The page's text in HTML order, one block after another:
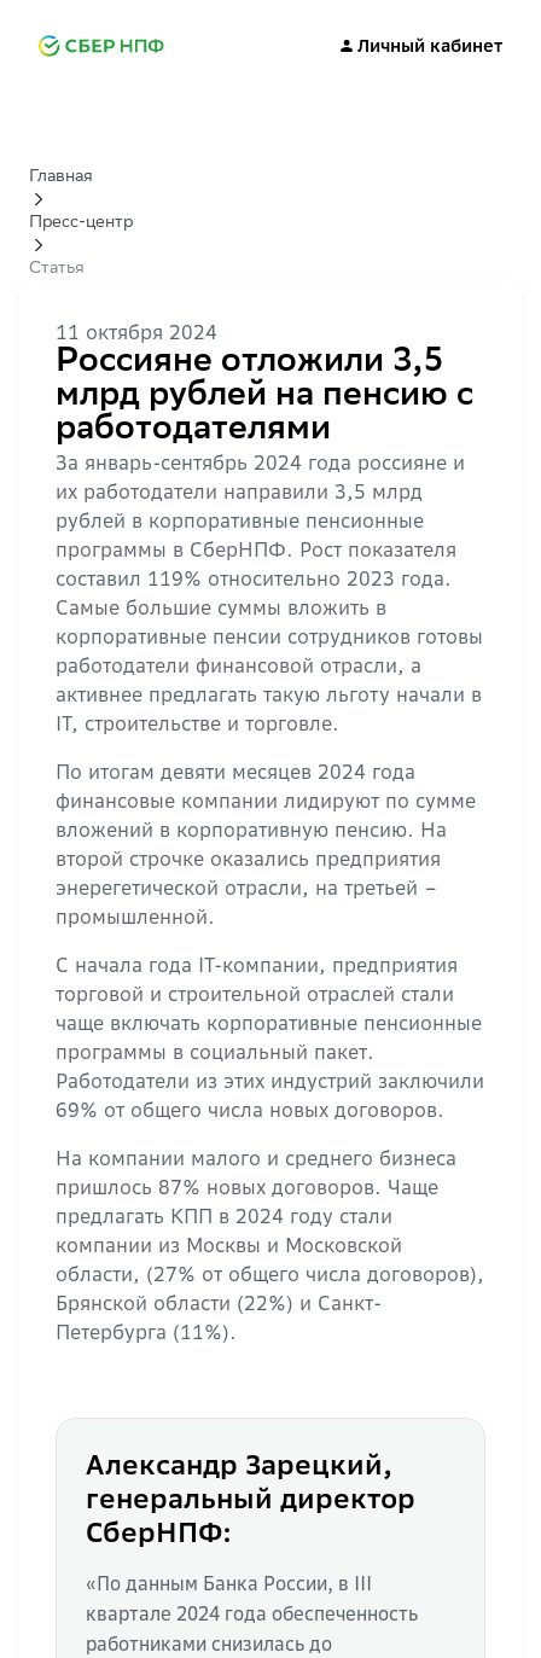
Личный кабинет
Главная
Пресс-центр
Статья
11 октября 2024
Россияне отложили 3,5
млрд рублей на пенсию с
работодателями
За январь-сентябрь 2024 года россияне и
их работодатели направили 3,5 млрд
рублей в корпоративные пенсионные
программы в СберНПФ. Рост показателя
составил 119% относительно 2023 года.
Самые большие суммы вложить в
корпоративные пенсии сотрудников готовы
работодатели финансовой отрасли, а
активнее предлагать такую льготу начали в
IT, строительстве и торговле.
По итогам девяти месяцев 2024 года
финансовые компании лидируют по сумме
вложений в корпоративную пенсию. На
второй строчке оказались предприятия
энерегетической отрасли, на третьей –
промышленной.
С начала года IT-компании, предприятия
торговой и строительной отраслей стали
чаще включать корпоративные пенсионные
программы в социальный пакет.
Работодатели из этих индустрий заключили
69% от общего числа новых договоров.
На компании малого и среднего бизнеса
пришлось 87% новых договоров. Чаще
предлагать КПП в 2024 году стали
компании из Москвы и Московской
области, (27% от общего числа договоров),
Брянской области (22%) и Санкт-
Петербурга (11%).
Александр Зарецкий,
генеральный директор
СберНПФ:
«По данным Банка России, в III
квартале 2024 года обеспеченность
работниками снизилась до